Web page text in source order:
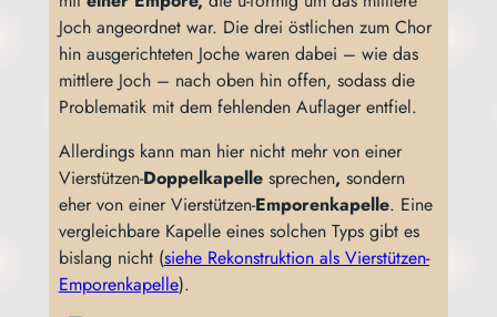
Joch ange­ord­net war. Die drei öst­li­chen zum Chor
hin aus­ge­rich­te­ten Joche waren dabei – wie das
mitt­le­re Joch – nach oben hin offen, sodass die
Pro­ble­ma­tik mit dem feh­len­den Auf­la­ger entfiel.
Aller­dings kann man hier nicht mehr von einer
Vier­stüt­zen-Dop­pel­ka­pel­le spre­chen, son­dern
eher von einer Vier­stüt­zen-Empo­ren­ka­pel­le. Eine
ver­gleich­ba­re Kapel­le eines sol­chen Typs gibt es
bis­lang nicht (sie­he Rekon­struk­ti­on als Vier­stüt­zen-
Empo­ren­ka­pel­le).